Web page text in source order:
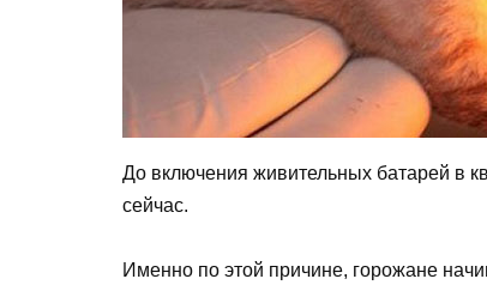
До включения живительных батарей в
сейчас.
Именно по этой причине, горожане